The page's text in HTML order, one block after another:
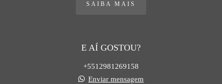
SAIBA MAIS
E AÍ GOSTOU?
+5512981269158
Enviar mensagem